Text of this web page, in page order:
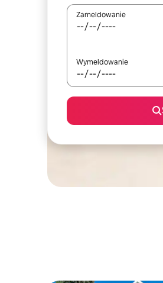
Zameldowanie
Wymeldowanie